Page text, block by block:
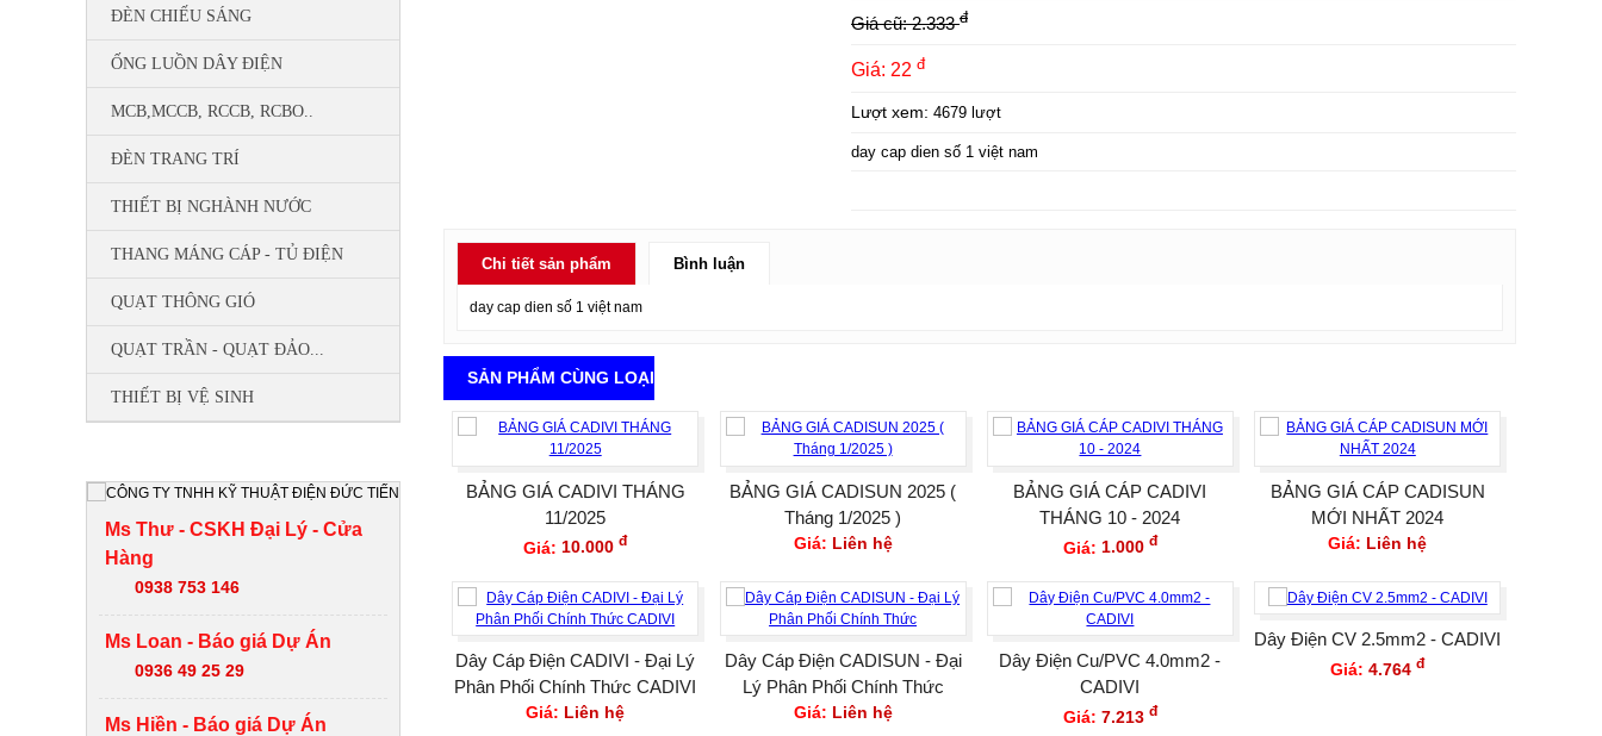
Giá cũ: 2.333đ
Giá: 22 đ
Lượt xem: 4679 lượt
day cap dien số 1 việt nam
Chi tiết sản phẩm Bình luận
day cap dien số 1 việt nam
SẢN PHẨM CÙNG LOẠI
BẢNG GIÁ CADIVI THÁNG
11/2025
Giá:10.000đ
BẢNG GIÁ CADISUN 2025 (
Tháng 1/2025 )
Giá: Liên hệ
BẢNG GIÁ CÁP CADIVI
THÁNG 10 - 2024
Giá: 1.000 đ
BẢNG GIÁ CÁP CADISUN
MỚI NHẤT 2024
Giá: Liên hệ
Dây Cáp Điện CADIVI - Đại Lý
Phân Phối Chính Thức CADIVI
Giá: Liên hệ
Dây Cáp Điện CADISUN - Đại
Lý Phân Phối Chính Thức
Giá: Liên hệ
Dây Điện Cu/PVC 4.0mm2 -
CADIVI
Giá: 7.213 đ
Dây Điện CV 2.5mm2 - CADIVI
Giá:4.764đ
ĐÈN CHIẾU SÁNG
ỐNG LUỒN DÂY ĐIỆN
MCB,MCCB, RCCB, RCBO..
ĐÈN TRANG TRÍ
THIẾT BỊ NGHÀNH NƯỚC
THANG MÁNG CÁP - TỦ ĐIỆN
QUẠT THÔNG GIÓ
QUẠT TRẦN - QUẠT ĐẢO...
THIẾT BỊ VỆ SINH
Ms Thư - CSKH Đại Lý - Cửa
Hàng
0938 753 146
Ms Loan - Báo giá Dự Án
0936 49 25 29
Ms Hiền - Báo giá Dự Án